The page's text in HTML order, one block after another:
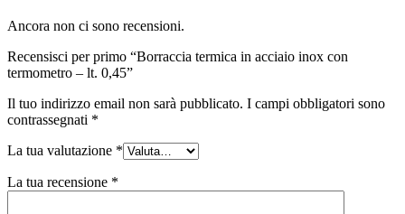
Ancora non ci sono recensioni.
Recensisci per primo “Borraccia termica in acciaio inox con
termometro – lt. 0,45”
Il tuo indirizzo email non sarà pubblicato. I campi obbligatori sono
contrassegnati *
La tua valutazione *
La tua recensione *